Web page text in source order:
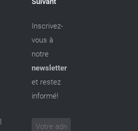
Inscrivez-
vous à
notre
newsletter
et restez
informé!